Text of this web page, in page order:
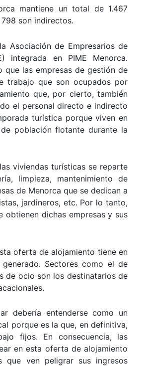
mantiene un total de 1.467
son indirectos.
Asociación de Empresarios de
integrada en PIME Menorca.
que las empresas de gestión de
trabajo que son ocupados por
que, por cierto, también
el personal directo e indirecto
turística porque viven en
población flotante durante la
viviendas turísticas se reparte
limpieza, mantenimiento de
de Menorca que se dedican a
jardineros, etc. Por lo tanto,
obtienen dichas empresas y sus
oferta de alojamiento tiene en
Sectores como el de
de ocio son los destinatarios de
debería entenderse como un
porque es la que, en definitiva,
fijos. En consecuencia, las
en esta oferta de alojamiento
que ven peligrar sus ingresos